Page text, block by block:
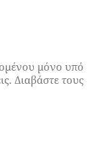
μόνο υπό
Διαβάστε τους